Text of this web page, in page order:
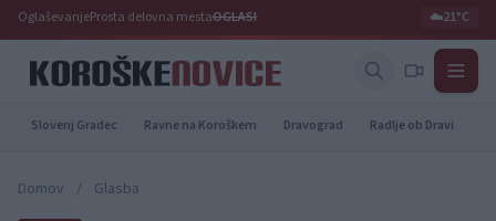
OglaševanjeProsta delovna mestaOGLASI ☁️21°C
Slovenj Gradec Ravne na Koroškem Dravograd Radlje ob Dravi
Domov / Glasba